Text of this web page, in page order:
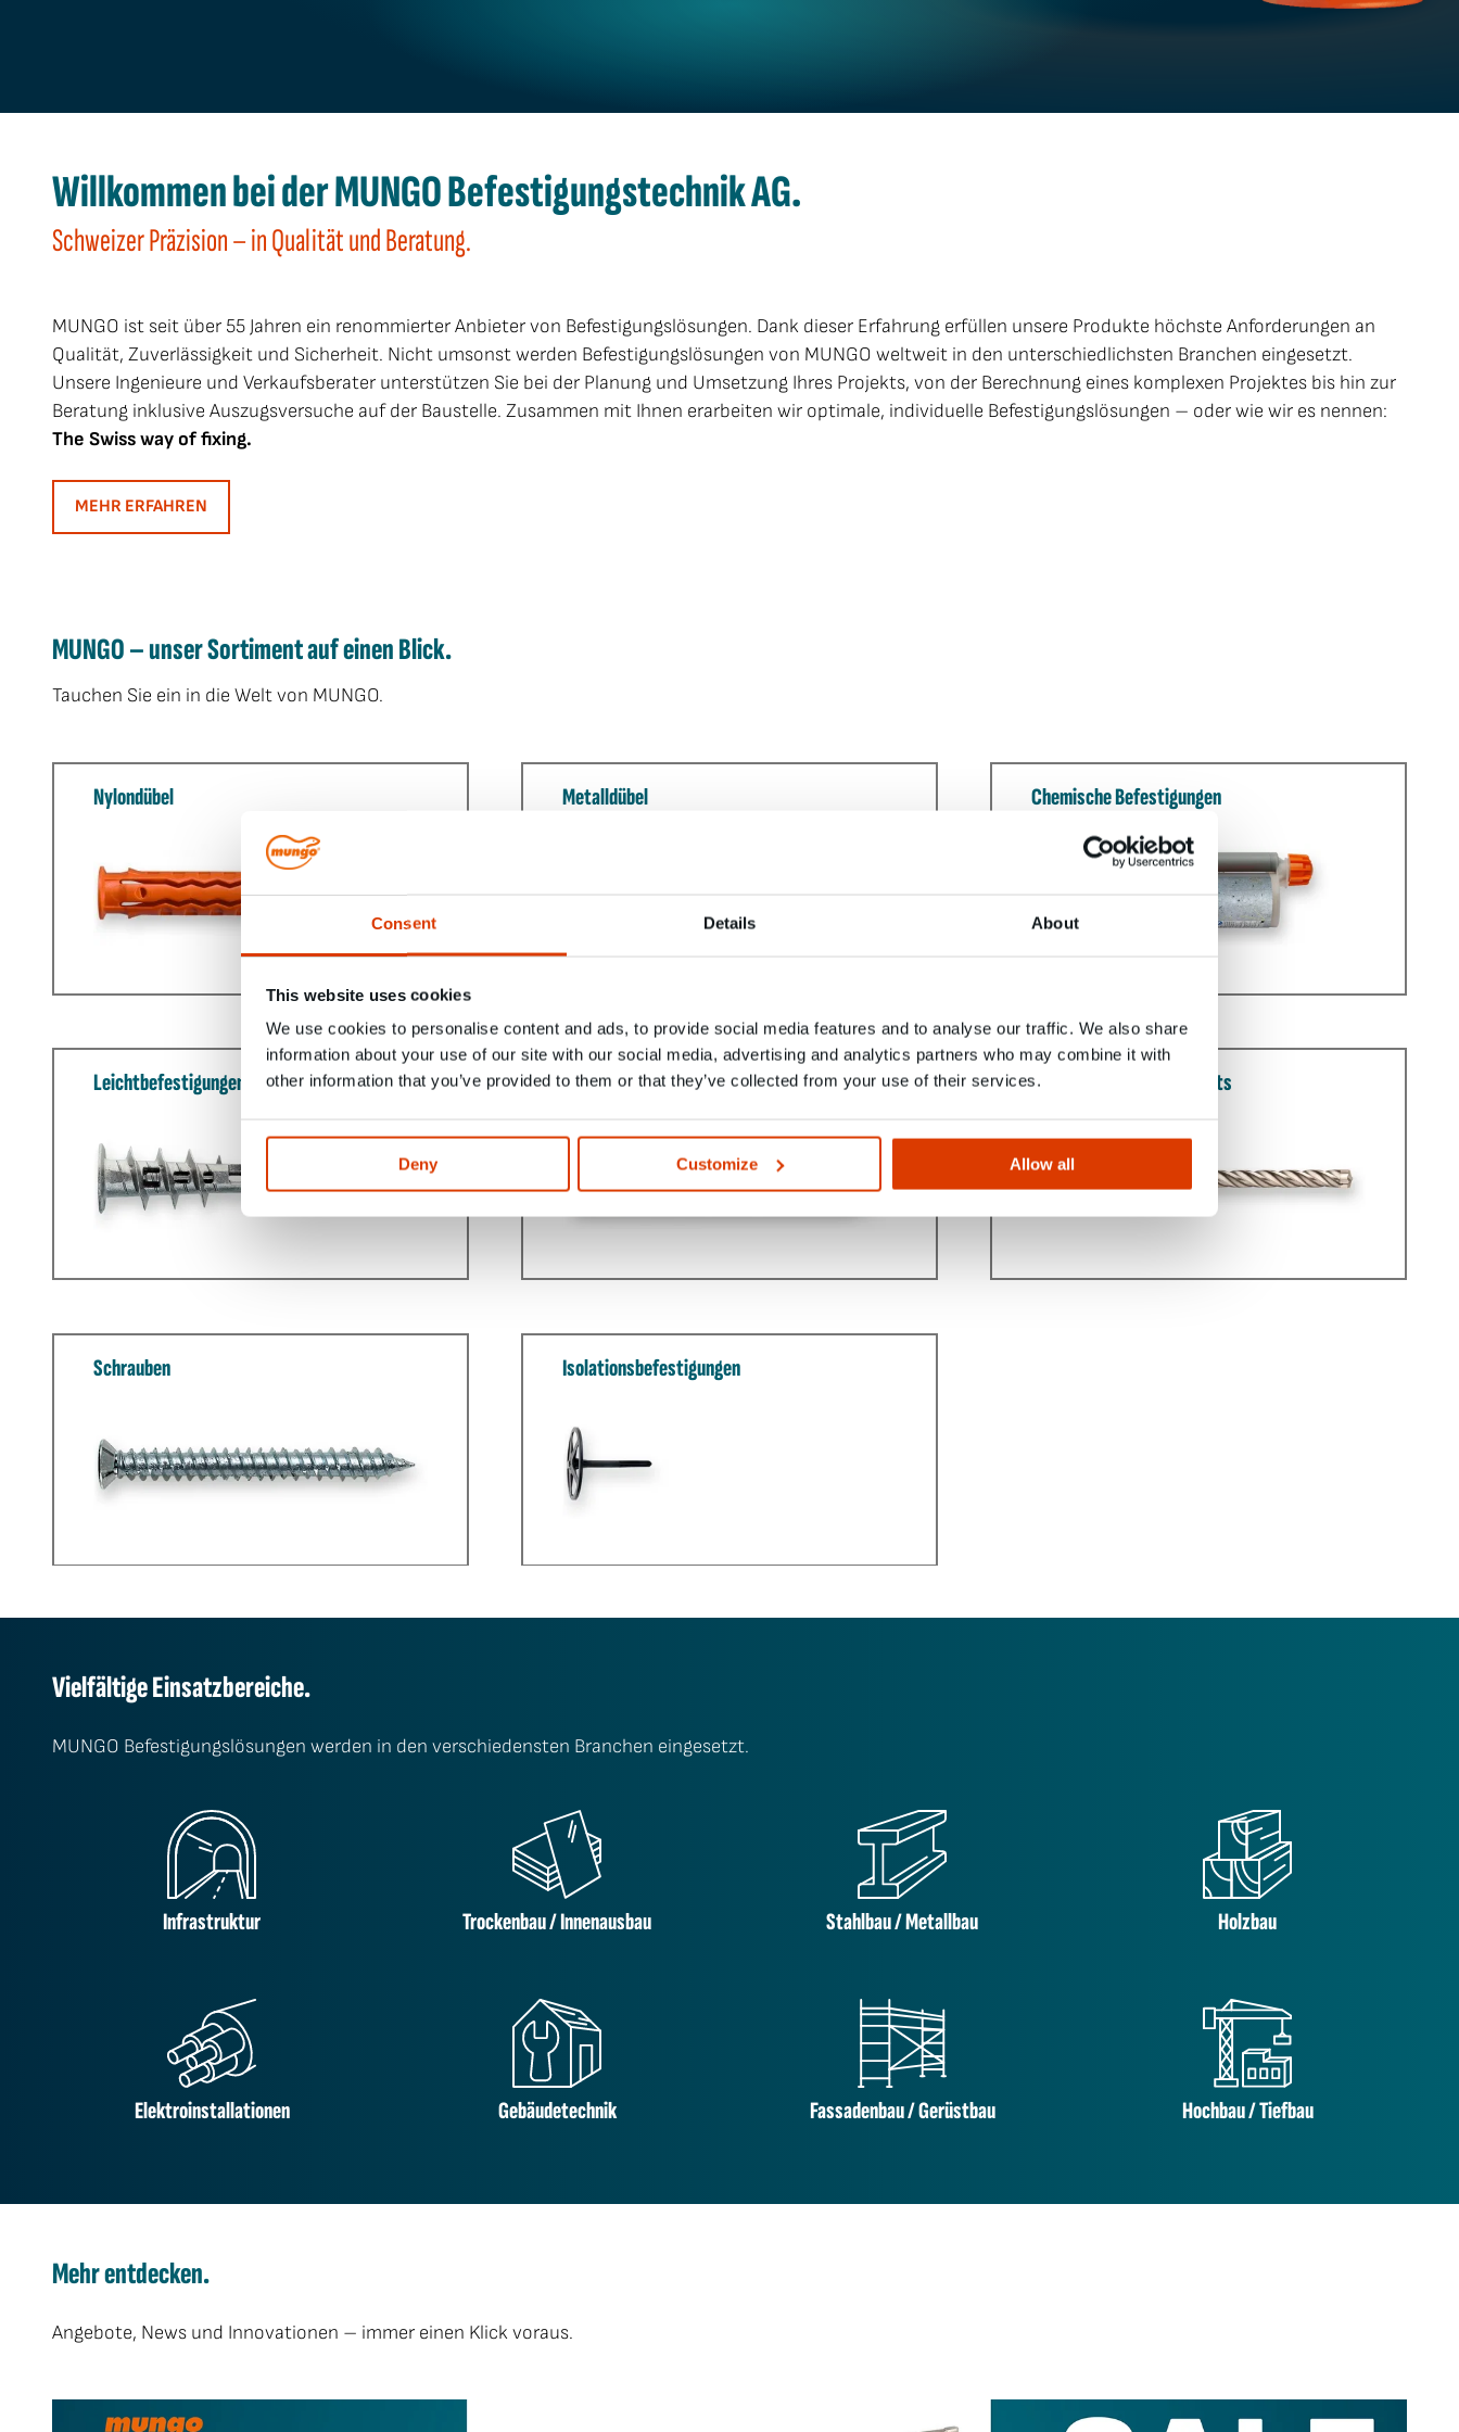
Consent Details About
This website uses cookies
We use cookies to personalise content and ads, to provide social media features and to analyse our traffic. We also share
information about your use of our site with our social media, advertising and analytics partners who may combine it with
other information that you’ve provided to them or that they’ve collected from your use of their services.
Deny Customize Allow all
Willkommen bei der MUNGO Befestigungs­technik AG.
Schweizer Präzision – in Qualität und Beratung.
MUNGO ist seit über 55 Jahren ein renommierter Anbieter von Befestigungslösungen. Dank dieser Erfahrung erfüllen unsere Produkte höchste Anforderungen an
Qualität, Zuverlässigkeit und Sicherheit. Nicht umsonst werden Befestigungslösungen von MUNGO weltweit in den unterschiedlichsten Branchen eingesetzt.
Unsere Ingenieure und Verkaufsberater unterstützen Sie bei der Planung und Umsetzung Ihres Projekts, von der Berechnung eines komplexen Projektes bis hin zur
Beratung inklusive Auszugsversuche auf der Baustelle. Zusammen mit Ihnen erarbeiten wir optimale, individuelle Befestigungs­lösungen – oder wie wir es nennen:
The Swiss way of fixing.
MEHR ERFAHREN
MUNGO – unser Sortiment auf einen Blick.
Tauchen Sie ein in die Welt von MUNGO.
Nylondübel Metalldübel Chemische Befestigungen
Leichtbefestigungen Bauchemie Bohrer, Trennscheiben, Bits
Schrauben Isolationsbefestigungen
Vielfältige Einsatzbereiche.
MUNGO Befestigungs­lösungen werden in den verschiedensten Branchen eingesetzt.
Infrastruktur Trockenbau / Innenausbau Stahlbau / Metallbau Holzbau
Elektroinstallationen Gebäudetechnik Fassadenbau / Gerüstbau Hochbau / Tiefbau
Mehr entdecken.
Angebote, News und Innovationen – immer einen Klick voraus.